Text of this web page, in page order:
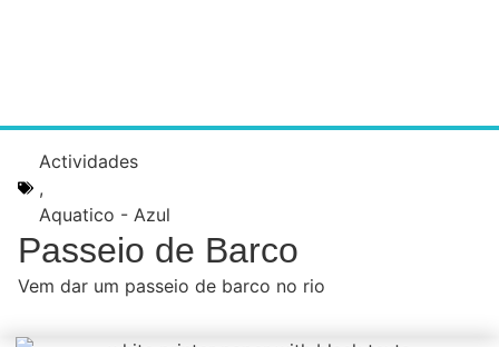
Actividades
,
Aquatico - Azul
Passeio de Barco
Vem dar um passeio de barco no rio